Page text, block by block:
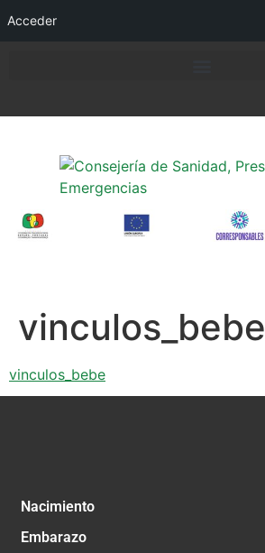
Acceder
vinculos_bebe
vinculos_bebe
Nacimiento
Embarazo